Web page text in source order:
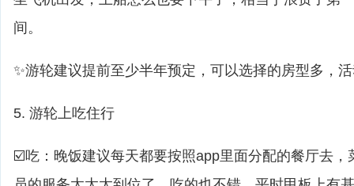
间。
✨游轮建议提前至少半年预定，可以选择的房型多，
5. 游轮上吃住行
☑️吃：晚饭建议每天都要按照app里面分配的餐厅去，